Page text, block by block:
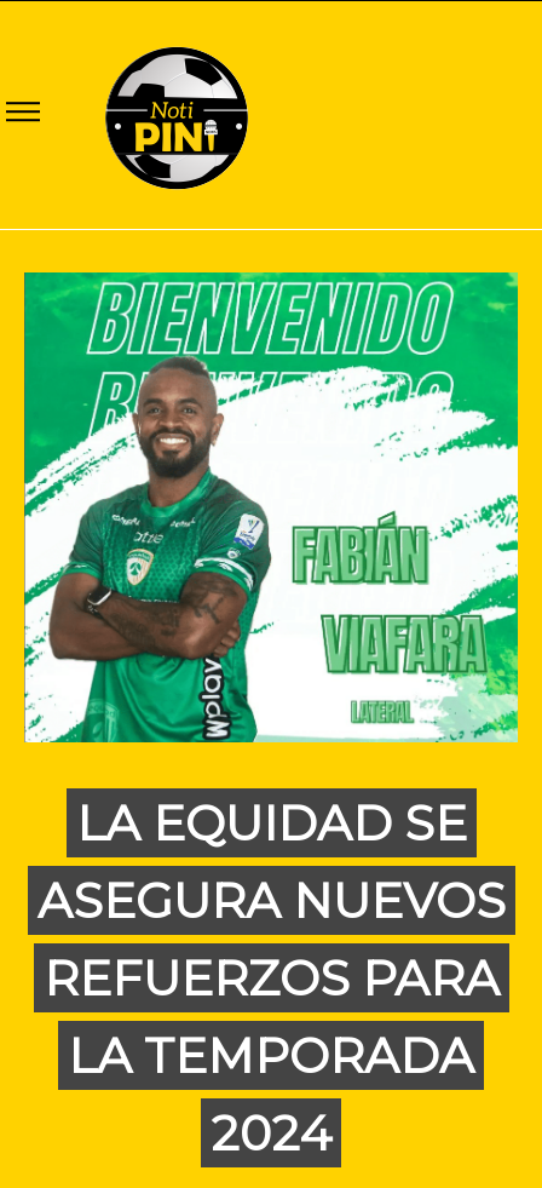
LA EQUIDAD SE
ASEGURA NUEVOS
REFUERZOS PARA
LA TEMPORADA
2024